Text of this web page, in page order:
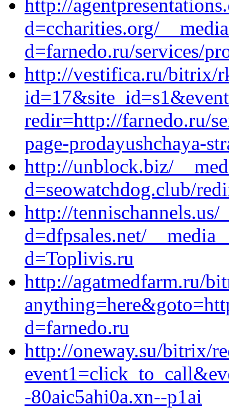
http://
d=ccharities.org/
d=farnedo.ru/services/
http://vestifica.ru/bitrix/
redir=http://farnedo.ru/
page-prodayushchaya-
http://unblock.biz/
d=seowatchdog.club/
http://tennischannels.us/
d=dfpsales.net/
d=Toplivis.ru
http://agatmedfarm.ru/
d=farnedo.ru
http://oneway.su/bitrix/
-80aic5ahi0a.xn--p1ai